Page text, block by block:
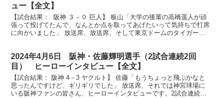
ュー【全文】
【試合結果： 阪神 ３－０ 巨人】 板山「大学の後輩の高橋遥人が頑
張って投げてたんで、なんとか点を取ってあげたいって気持ちで打席
に向かいました」 放送席、放送席、そして東京ドームのタイガース
2024年4月6日 阪神・佐藤輝明選手（2試合連続2回
目） ヒーローインタビュー【全文】
【試合結果： 阪神 4－3 ヤクルト】 佐藤「もうちょっと飛ぶかなと
思ったんですけど、ギリギリでした」 放送席、それでは神宮球場に
いる阪神ファンの皆さん、ヒーローインタビューです。2試合連続ホ